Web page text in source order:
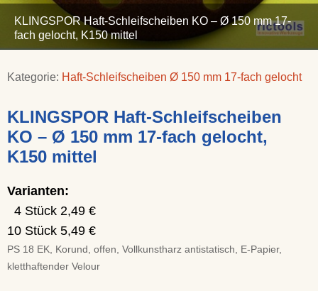
KLINGSPOR Haft-Schleifscheiben KO – Ø 150 mm 17-
fach gelocht, K150 mittel
Kategorie: Haft-Schleifscheiben Ø 150 mm 17-fach gelocht
KLINGSPOR Haft-Schleifscheiben
KO – Ø 150 mm 17-fach gelocht,
K150 mittel
Varianten:
4 Stück 2,49 €
10 Stück 5,49 €
PS 18 EK, Korund, offen, Vollkunstharz antistatisch, E-Papier,
kletthaftender Velour